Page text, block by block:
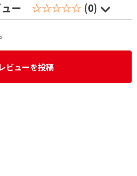
ー ☆☆☆☆☆ (0)
レビューを投稿